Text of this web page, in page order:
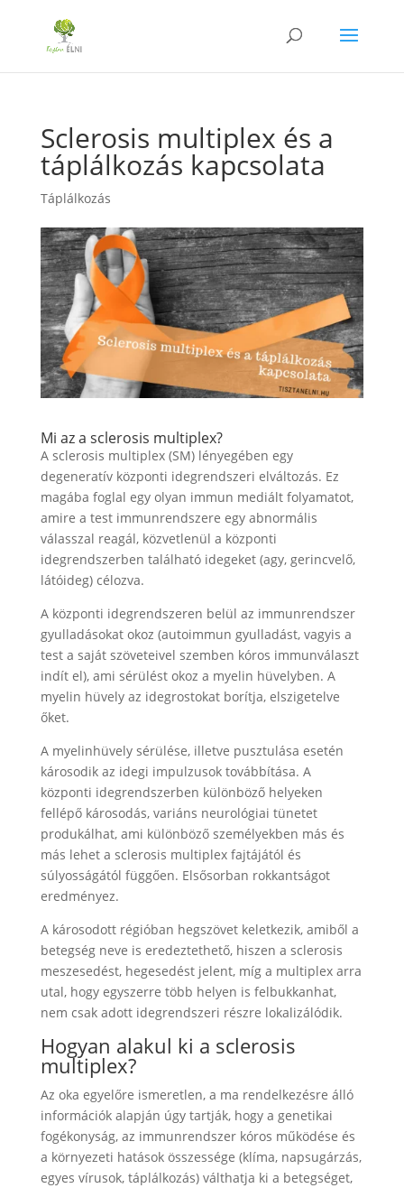
Sclerosis multiplex és a
táplálkozás kapcsolata
Táplálkozás
Mi az a sclerosis multiplex?
A sclerosis multiplex (SM) lényegében egy
degeneratív központi idegrendszeri elváltozás. Ez
magába foglal egy olyan immun mediált folyamatot,
amire a test immunrendszere egy abnormális
válasszal reagál, közvetlenül a központi
idegrendszerben található idegeket (agy, gerincvelő,
látóideg) célozva.
A központi idegrendszeren belül az immunrendszer
gyulladásokat okoz (autoimmun gyulladást, vagyis a
test a saját szöveteivel szemben kóros immunválaszt
indít el), ami sérülést okoz a myelin hüvelyben. A
myelin hüvely az idegrostokat borítja, elszigetelve
őket.
A myelinhüvely sérülése, illetve pusztulása esetén
károsodik az idegi impulzusok továbbítása. A
központi idegrendszerben különböző helyeken
fellépő károsodás, variáns neurológiai tünetet
produkálhat, ami különböző személyekben más és
más lehet a sclerosis multiplex fajtájától és
súlyosságától függően. Elsősorban rokkantságot
eredményez.
A károsodott régióban hegszövet keletkezik, amiből a
betegség neve is eredeztethető, hiszen a sclerosis
meszesedést, hegesedést jelent, míg a multiplex arra
utal, hogy egyszerre több helyen is felbukkanhat,
nem csak adott idegrendszeri részre lokalizálódik.
Hogyan alakul ki a sclerosis
multiplex?
Az oka egyelőre ismeretlen, a ma rendelkezésre álló
információk alapján úgy tartják, hogy a genetikai
fogékonyság, az immunrendszer kóros működése és
a környezeti hatások összessége (klíma, napsugárzás,
egyes vírusok, táplálkozás) válthatja ki a betegséget,